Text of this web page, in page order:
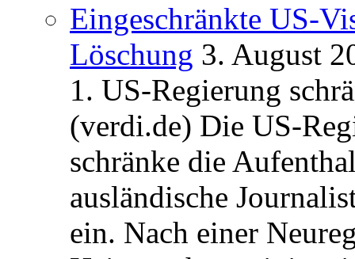
Eingeschränkte US-
Löschung 3. August
1. US-Regierung
(verdi.de) Die US-
schränke die
ausländische
ein. Nach einer